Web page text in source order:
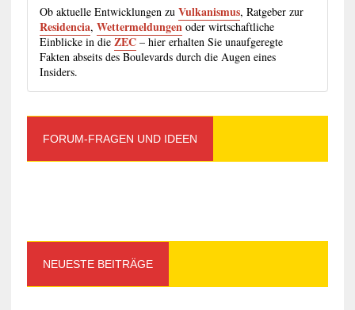
Ob aktuelle Entwicklungen zu Vulkanismus, Ratgeber zur
Residencia, Wettermeldungenoder wirtschaftliche
Einblicke in die ZEC– hier erhalten Sie unaufgeregte
Fakten abseits des Boulevards durch die Augen eines
Insiders.
FORUM-FRAGEN UND IDEEN
NEUESTE BEITRÄGE